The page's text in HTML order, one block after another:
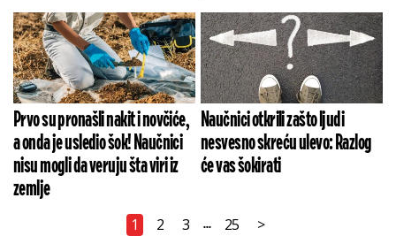
Prvo su pronašli nakit i novčiće,
a onda je usledio šok! Naučnici
nisu mogli da veruju šta viri iz
zemlje
Naučnici otkrili zašto ljudi
nesvesno skreću ulevo: Razlog
će vas šokirati
1 2 3 ... 25 >